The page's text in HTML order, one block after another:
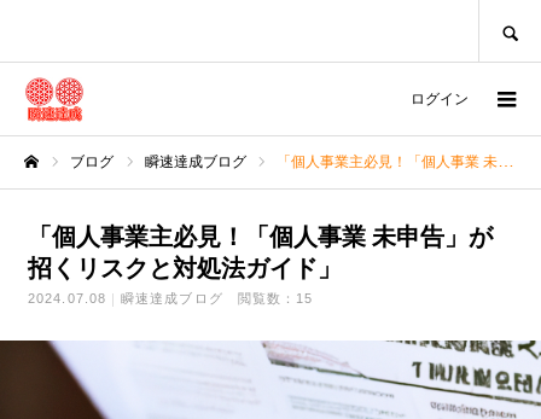
ログイン
ブログ 瞬速達成ブログ 「個人事業主必見！「個人事業 未申告」が招くリスクと対処法ガイド」
「個人事業主必見！「個人事業 未申告」が
招くリスクと対処法ガイド」
2024.07.08 瞬速達成ブログ 閲覧数：15